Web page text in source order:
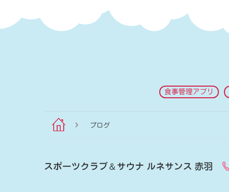
食事管理アプリ
ブログ
スポーツクラブ＆サウナ ルネサンス 赤羽